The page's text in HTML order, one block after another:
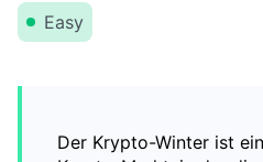
Easy
Der Krypto-Winter ist